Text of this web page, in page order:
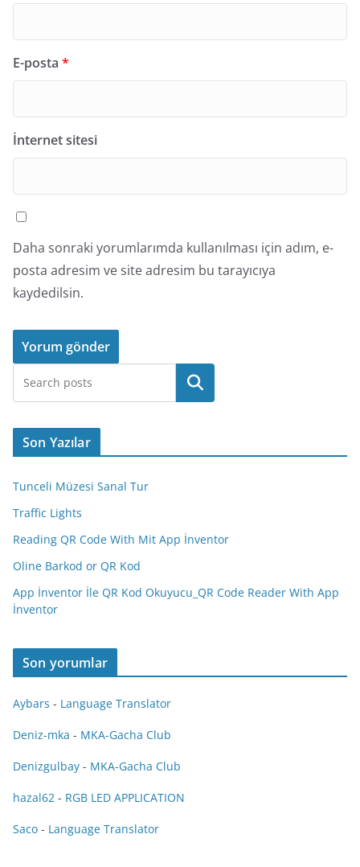
E-posta *
İnternet sitesi
Daha sonraki yorumlarımda kullanılması için adım, e-
posta adresim ve site adresim bu tarayıcıya
kaydedilsin.
Ara
Son Yazılar
Tunceli Müzesi Sanal Tur
Traffic Lights
Reading QR Code With Mit App İnventor
Oline Barkod or QR Kod
App İnventor İle QR Kod Okuyucu_QR Code Reader With App
İnventor
Son yorumlar
Aybars - Language Translator
Deniz-mka - MKA-Gacha Club
Denizgulbay - MKA-Gacha Club
hazal62 - RGB LED APPLICATION
Saco - Language Translator